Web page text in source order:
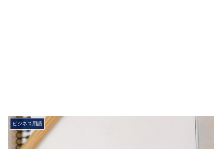
ビジネス用語